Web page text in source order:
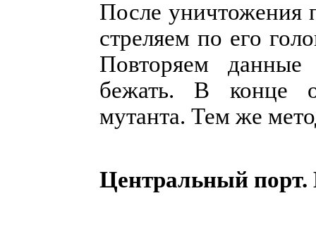
После уничтожения
стреляем по его
Повторяем
бежать. В конце
мутанта. Тем же
Центральный порт.